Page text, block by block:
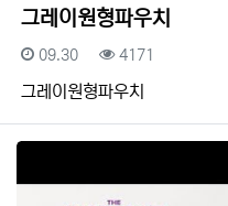
그레이원형파우치
등록일
09.30 조회
4171
그레이원형파우치